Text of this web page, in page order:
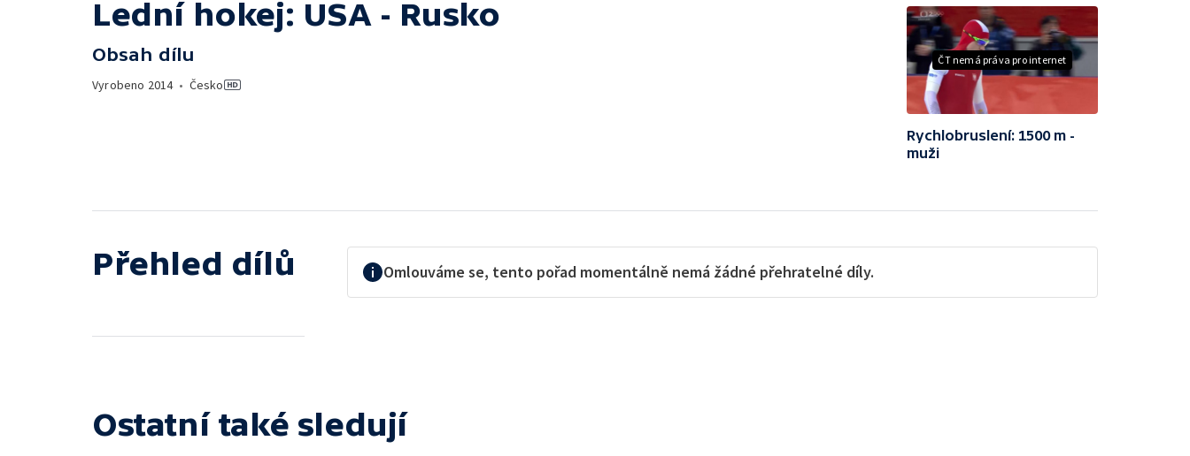
Lední hokej: USA - Rusko
Obsah dílu
Vyrobeno 2014• Česko
ČT nemá práva pro internet
Rychlobruslení: 1500 m -
muži
Přehled dílů Omlouváme se, tento pořad momentálně nemá žádné přehratelné díly.
Ostatní také sledují